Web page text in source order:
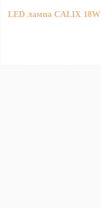
LED лампа CALIX 18W